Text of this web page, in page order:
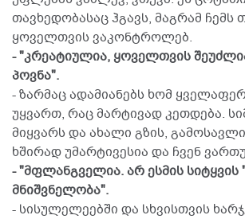
თავხედობასაც ჰგავს, მაგრამ ჩემს
ყოველთვის ვაკონტროლებ.
- "კრეატიულია, ყოველთვის
პოვნა".
- ზარმაც ადამიანებს ხომ
უყვართ, რაც მარტივად კეთდება.
მიყვარს და ახალი გზის,
ხშირად უმარტივესია და ჩვენ
- "მფლანგველია. არ ესმის
მნიშვნელობა".
- სისულელეებში და სხვისთვის